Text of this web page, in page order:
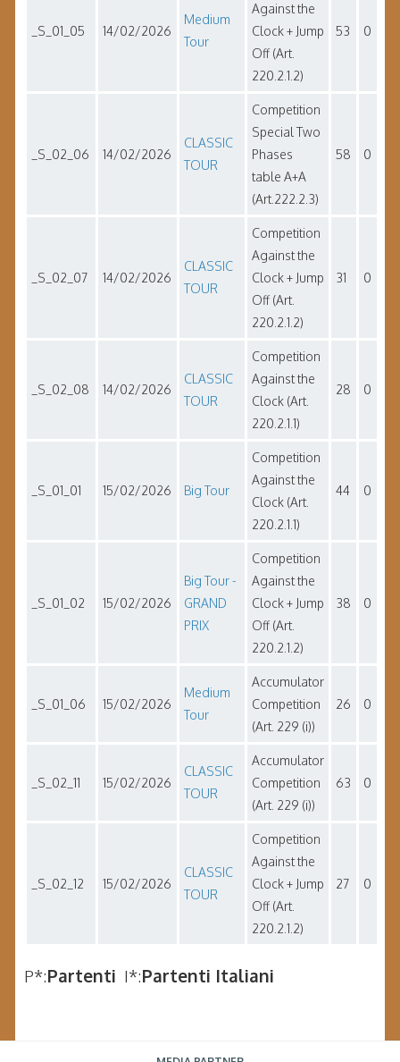
_S_01_05 14/02/2026
Medium
Tour
Against the
Clock + Jump
Off (Art.
220.2.1.2)
53 0
_S_02_06 14/02/2026
CLASSIC
TOUR
Competition
Special Two
Phases
table A+A
(Art.222.2.3)
58 0
_S_02_07 14/02/2026
CLASSIC
TOUR
Competition
Against the
Clock + Jump
Off (Art.
220.2.1.2)
31 0
_S_02_08 14/02/2026
CLASSIC
TOUR
Competition
Against the
Clock (Art.
220.2.1.1)
28 0
_S_01_01 15/02/2026 Big Tour
Competition
Against the
Clock (Art.
220.2.1.1)
44 0
_S_01_02 15/02/2026
Big Tour -
GRAND
PRIX
Competition
Against the
Clock + Jump
Off (Art.
220.2.1.2)
38 0
_S_01_06 15/02/2026
Medium
Tour
Accumulator
Competition
(Art. 229 (i))
26 0
_S_02_11 15/02/2026
CLASSIC
TOUR
Accumulator
Competition
(Art. 229 (i))
63 0
_S_02_12 15/02/2026
CLASSIC
TOUR
Competition
Against the
Clock + Jump
Off (Art.
220.2.1.2)
27 0
P*:Partenti I*:Partenti Italiani